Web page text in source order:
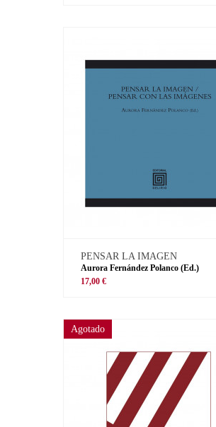
PENSAR LA IMAGEN
Aurora Fernández Polanco (Ed.)
17,00 €
Agotado